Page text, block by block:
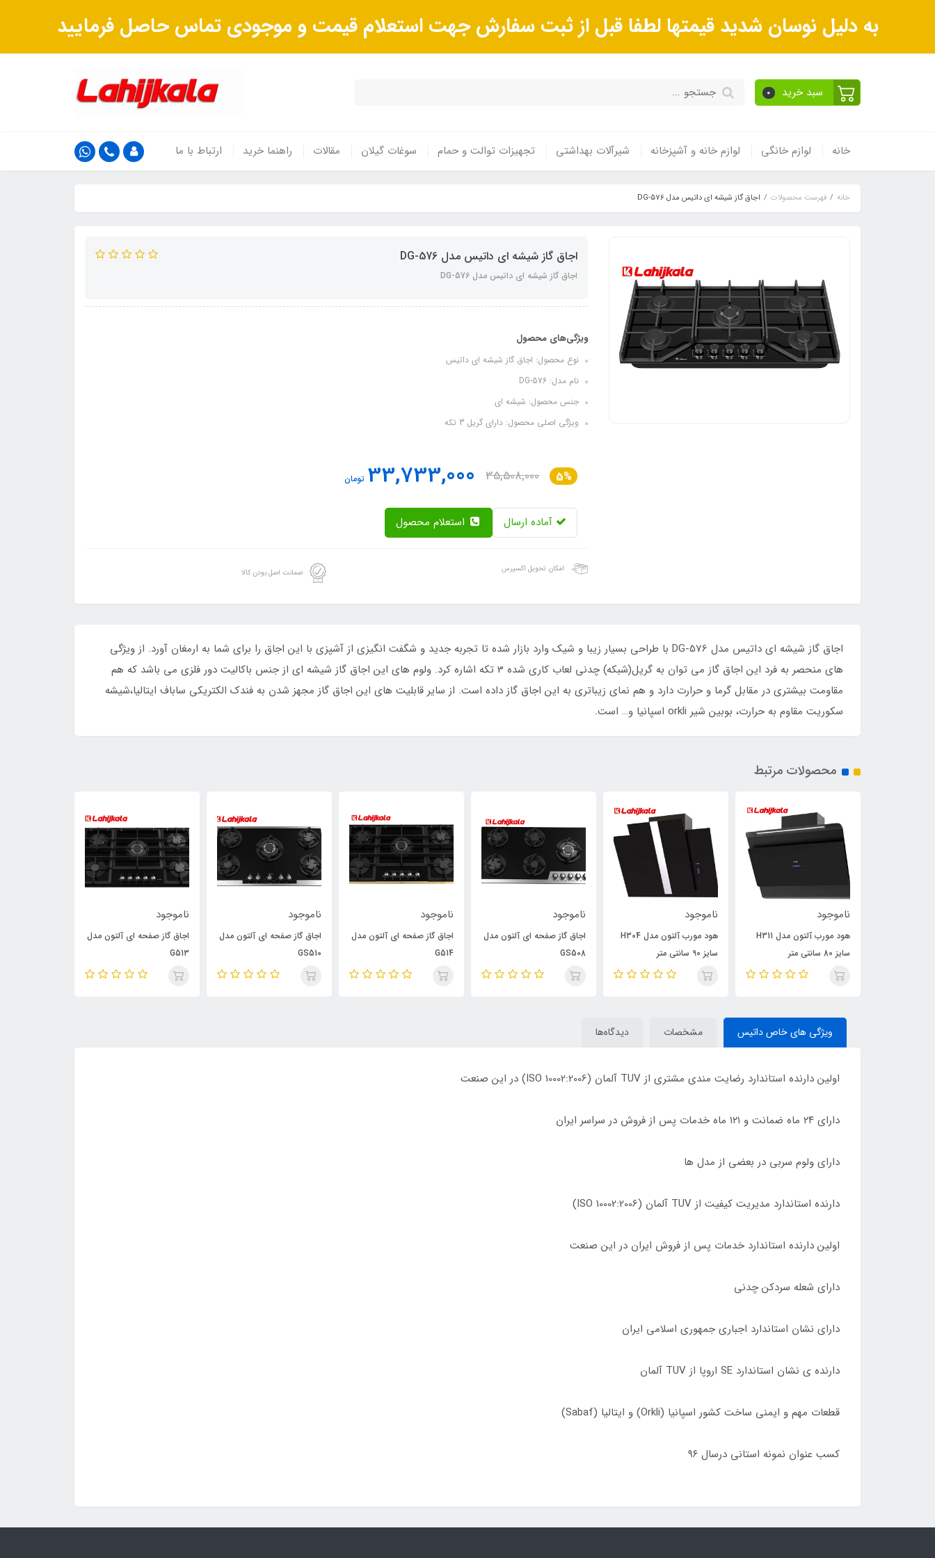
به دلیل نوسان شدید قیمتها لطفا قبل از ثبت سفارش جهت استعلام قیمت و موجودی تماس حاصل فرمایید
سبد خرید 0
خانه لوازم خانگی لوازم خانه و آشپزخانه شیرآلات بهداشتی تجهیزات توالت و حمام سوغات گیلان مقالات راهنما خرید ارتباط با ما
خانه فهرست محصولات اجاق گاز شیشه ای داتیس مدل DG-576
اجاق گاز شیشه ای داتیس مدل DG-576
اجاق گاز شیشه ای داتیس مدل DG-576
ویژگی‌های محصول
نوع محصول: اجاق گاز شیشه ای داتیس
نام مدل: DG-576
جنس محصول: شیشه ای
ویژگی اصلی محصول: دارای گریل 3 تکه
5%
35,508,000
33,733,000 تومان
آماده ارسال
امکان تحویل اکسپرس ضمانت اصل بودن کالا
اجاق گاز شیشه ای داتیس مدل DG-576 با طراحی بسیار زیبا و شیک وارد بازار شده تا تجربه جدید و شگفت انگیزی از آشپزی با این اجاق را برای شما به ارمغان آورد. از ویژگی
های منحصر به فرد این اجاق گاز می توان به گریل(شبکه) چدنی لعاب کاری شده 3 تکه اشاره کرد. ولوم های این اجاق گاز شیشه ای از جنس باکالیت دور فلزی می باشد که هم
مقاومت بیشتری در مقابل گرما و حرارت دارد و هم نمای زیباتری به این اجاق گاز داده است. از سایر قابلیت های این اجاق گاز مجهز شدن به فندک الکتریکی ساباف ایتالیا،شیشه
سکوریت مقاوم به حرارت، بوبین شیر orkli اسپانیا و… است.
محصولات مرتبط
ناموجود
هود مورب آلتون مدل H311
سایز 80 سانتی متر
ناموجود
هود مورب آلتون مدل H304
سایز 90 سانتی متر
ناموجود
اجاق گاز صفحه ای آلتون مدل
GS508
ناموجود
اجاق گاز صفحه ای آلتون مدل
G514
ناموجود
اجاق گاز صفحه ای آلتون مدل
GS510
ناموجود
اجاق گاز صفحه ای آلتون مدل
G513
ویژگی های خاص داتیس مشخصات دیدگاه‌ها
اولین دارنده استاندارد رضایت مندی مشتری از TUV آلمان (10002:2006 ISO) در این صنعت
دارای ٢۴ ماه ضمانت و ١٢١ ماه خدمات پس از فروش در سراسر ایران
دارای ولوم سربی در بعضی از مدل ها
دارنده استاندارد مدیریت کیفیت از TUV آلمان (10002:2006 ISO)
اولین دارنده استاندارد خدمات پس از فروش ایران در این صنعت
دارای شعله سردکن چدنی
دارای نشان استاندارد اجباری جمهوری اسلامی ایران
دارنده ی نشان استاندارد SE اروپا از TUV آلمان
قطعات مهم و ایمنی ساخت کشور اسپانیا (Orkli) و ایتالیا (Sabaf)
کسب عنوان نمونه استانی درسال ٩۶